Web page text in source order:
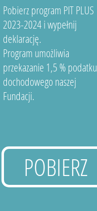
Pobierz program PIT PLUS
2023-2024 i wypełnij
deklarację.
Program umożliwia
przekazanie 1,5 % podatku
dochodowego naszej
Fundacji.
POBIERZ